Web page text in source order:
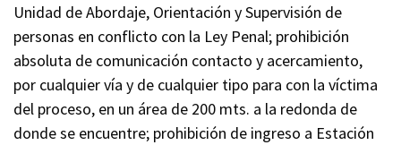
Unidad de Abordaje, Orientación y Supervisión de
personas en conflicto con la Ley Penal; prohibición
absoluta de comunicación contacto y acercamiento,
por cualquier vía y de cualquier tipo para con la víctima
del proceso, en un área de 200 mts. a la redonda de
donde se encuentre; prohibición de ingreso a Estación